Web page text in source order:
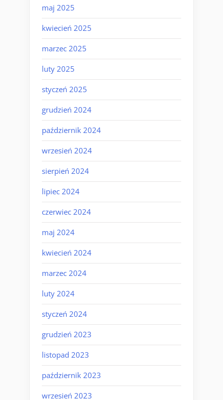
maj 2025
kwiecień 2025
marzec 2025
luty 2025
styczeń 2025
grudzień 2024
październik 2024
wrzesień 2024
sierpień 2024
lipiec 2024
czerwiec 2024
maj 2024
kwiecień 2024
marzec 2024
luty 2024
styczeń 2024
grudzień 2023
listopad 2023
październik 2023
wrzesień 2023